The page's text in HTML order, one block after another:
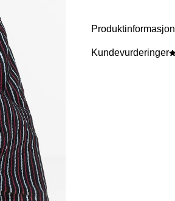
Produktinformasjon
Kundevurderinger